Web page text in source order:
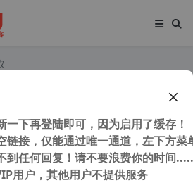
家汉化 TunesKit Subtitle Extracto
一下再登陆即可，因为启用了缓存！
链接，仅能通过唯一通道，左下方菜
到任何回复！请不要浪费你的时间
用户，其他用户不提供服务